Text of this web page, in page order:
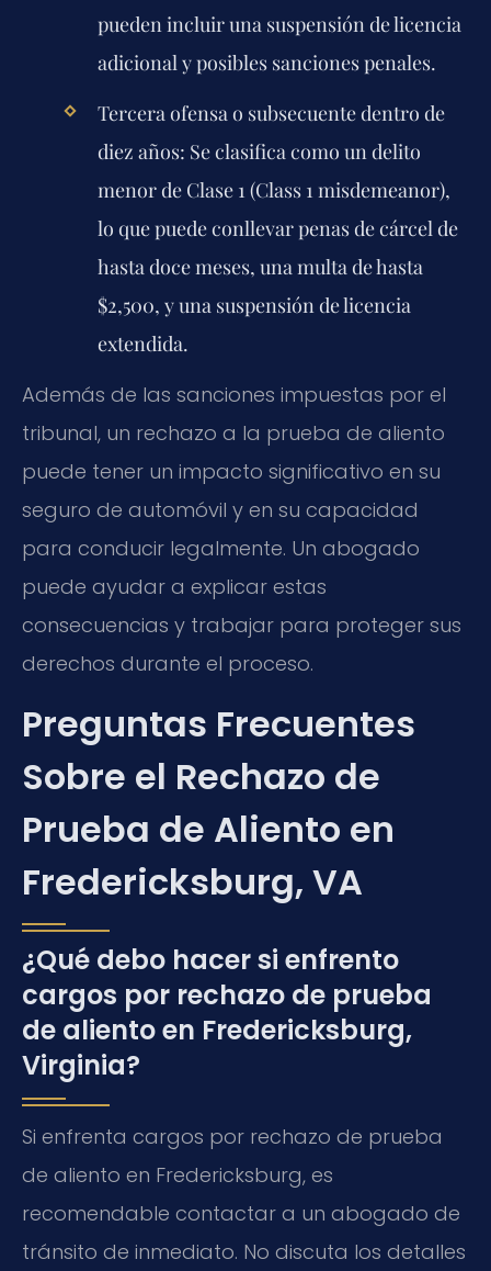
pueden incluir una suspensión de licencia
adicional y posibles sanciones penales.
Tercera ofensa o subsecuente dentro de
diez años: Se clasifica como un delito
menor de Clase 1 (Class 1 misdemeanor),
lo que puede conllevar penas de cárcel de
hasta doce meses, una multa de hasta
$2,500, y una suspensión de licencia
extendida.
Además de las sanciones impuestas por el
tribunal, un rechazo a la prueba de aliento
puede tener un impacto significativo en su
seguro de automóvil y en su capacidad
para conducir legalmente. Un abogado
puede ayudar a explicar estas
consecuencias y trabajar para proteger sus
derechos durante el proceso.
Preguntas Frecuentes
Sobre el Rechazo de
Prueba de Aliento en
Fredericksburg, VA
¿Qué debo hacer si enfrento
cargos por rechazo de prueba
de aliento en Fredericksburg,
Virginia?
Si enfrenta cargos por rechazo de prueba
de aliento en Fredericksburg, es
recomendable contactar a un abogado de
tránsito de inmediato. No discuta los detalles